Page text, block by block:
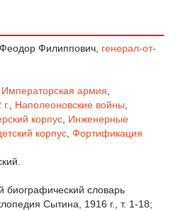
Филиппович, генерал-от-
Императорская армия
Наполеоновские войны
корпус Инженерные
корпус Фортификация
биографический словарь
Сытина, 1916 г., т. 1-18;